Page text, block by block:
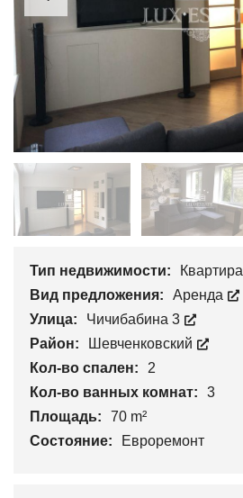
Тип недвижимости:
Квартира
Вид предложения:
Аренда
Улица:
Чичибабина 3
Район:
Шевченковский
Кол-во спален:
2
Кол-во ванных комнат:
3
Площадь:
70 m²
Состояние:
Евроремонт